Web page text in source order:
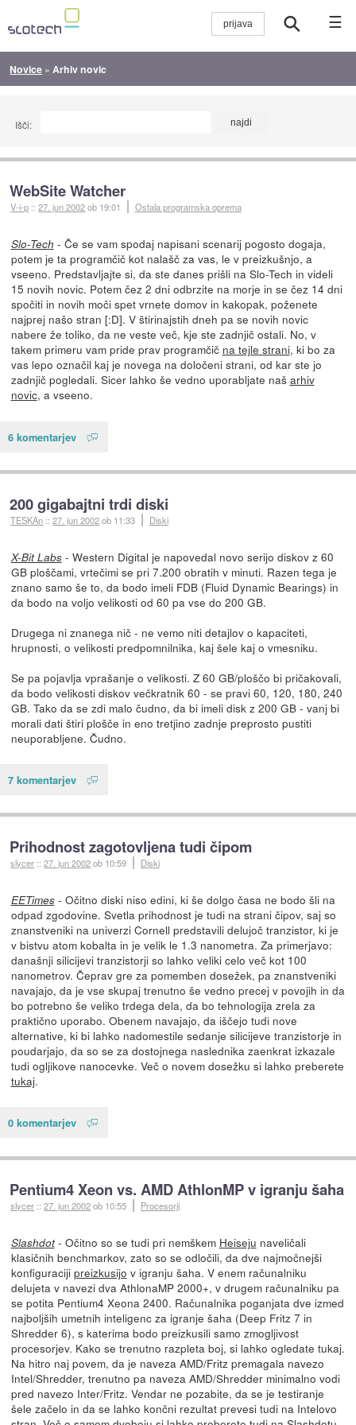
☰
Novice » Arhiv novic
Išči:
WebSite Watcher
V-i-p ::27. jun 2002ob 19:01 Ostala programska oprema
Slo-Tech - Če se vam spodaj napisani scenarij pogosto dogaja,
potem je ta programčič kot nalašč za vas, le v preizkušnjo, a
vseeno. Predstavljajte si, da ste danes prišli na Slo-Tech in videli
15 novih novic. Potem čez 2 dni odbrzite na morje in se čez 14 dni
spočiti in novih moči spet vrnete domov in kakopak, poženete
najprej našo stran [:D]. V štirinajstih dneh pa se novih novic
nabere že toliko, da ne veste več, kje ste zadnjič ostali. No, v
takem primeru vam pride prav programčič na tejle strani, ki bo za
vas lepo označil kaj je novega na določeni strani, od kar ste jo
zadnjič pogledali. Sicer lahko še vedno uporabljate naš arhiv
novic, a vseeno.
6 komentarjev
200 gigabajtni trdi diski
TESKAn ::27. jun 2002ob 11:33 Diski
X-Bit Labs- Western Digital je napovedal novo serijo diskov z 60
GB ploščami, vrtečimi se pri 7.200 obratih v minuti. Razen tega je
znano samo še to, da bodo imeli FDB (Fluid Dynamic Bearings) in
da bodo na voljo velikosti od 60 pa vse do 200 GB.
Drugega ni znanega nič - ne vemo niti detajlov o kapaciteti,
hrupnosti, o velikosti predpomnilnika, kaj šele kaj o vmesniku.
Se pa pojavlja vprašanje o velikosti. Z 60 GB/ploščo bi pričakovali,
da bodo velikosti diskov večkratnik 60 - se pravi 60, 120, 180, 240
GB. Tako da se zdi malo čudno, da bi imeli disk z 200 GB - vanj bi
morali dati štiri plošče in eno tretjino zadnje preprosto pustiti
neuporabljene. Čudno.
7 komentarjev
Prihodnost zagotovljena tudi čipom
slycer ::27. jun 2002ob 10:59 Diski
EETimes- Očitno diski niso edini, ki še dolgo časa ne bodo šli na
odpad zgodovine. Svetla prihodnost je tudi na strani čipov, saj so
znanstveniki na univerzi Cornell predstavili delujoč tranzistor, ki je
v bistvu atom kobalta in je velik le 1.3 nanometra. Za primerjavo:
današnji silicijevi tranzistorji so lahko veliki celo več kot 100
nanometrov. Čeprav gre za pomemben dosežek, pa znanstveniki
navajajo, da je vse skupaj trenutno še vedno precej v povojih in da
bo potrebno še veliko trdega dela, da bo tehnologija zrela za
praktično uporabo. Obenem navajajo, da iščejo tudi nove
alternative, ki bi lahko nadomestile sedanje silicijeve tranzistorje in
poudarjajo, da so se za dostojnega naslednika zaenkrat izkazale
tudi ogljikove nanocevke. Več o novem dosežku si lahko preberete
tukaj.
0 komentarjev
Pentium4 Xeon vs. AMD AthlonMP v igranju šaha
slycer ::27. jun 2002ob 10:55 Procesorji
Slashdot- Očitno so se tudi pri nemškem Heiseju naveličali
klasičnih benchmarkov, zato so se odločili, da dve najmočnejši
konfiguraciji preizkusijo v igranju šaha. V enem računalniku
delujeta v navezi dva AthlonaMP 2000+, v drugem računalniku pa
se potita Pentium4 Xeona 2400. Računalnika poganjata dve izmed
najboljših umetnih inteligenc za igranje šaha (Deep Fritz 7 in
Shredder 6), s katerima bodo preizkusili samo zmogljivost
procesorjev. Kako se trenutno razpleta boj, si lahko ogledate tukaj.
Na hitro naj povem, da je naveza AMD/Fritz premagala navezo
Intel/Shredder, trenutno pa naveza AMD/Shredder minimalno vodi
pred navezo Inter/Fritz. Vendar ne pozabite, da se je testiranje
šele začelo in da se lahko končni rezultat prevesi tudi na Intelovo